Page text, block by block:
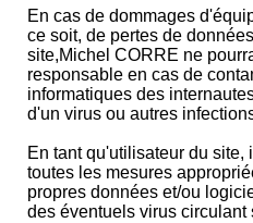
En cas de dommages
ce soit, de pertes de
site,Michel CORRE ne
responsable en cas de
informatiques des
d'un virus ou autres
En tant qu'utilisateur du
toutes les mesures
propres données et/ou
des éventuels virus circulant